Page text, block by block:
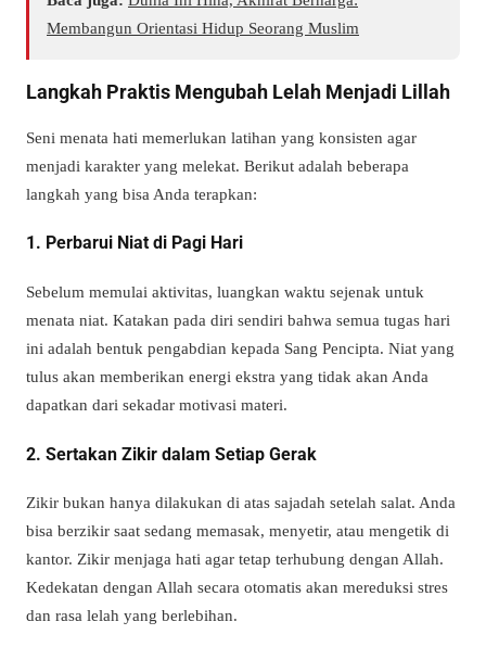
Membangun Orientasi Hidup Seorang Muslim
Langkah Praktis Mengubah Lelah Menjadi Lillah
Seni menata hati memerlukan latihan yang konsisten agar
menjadi karakter yang melekat. Berikut adalah beberapa
langkah yang bisa Anda terapkan:
1. Perbarui Niat di Pagi Hari
Sebelum memulai aktivitas, luangkan waktu sejenak untuk
menata niat. Katakan pada diri sendiri bahwa semua tugas hari
ini adalah bentuk pengabdian kepada Sang Pencipta. Niat yang
tulus akan memberikan energi ekstra yang tidak akan Anda
dapatkan dari sekadar motivasi materi.
2. Sertakan Zikir dalam Setiap Gerak
Zikir bukan hanya dilakukan di atas sajadah setelah salat. Anda
bisa berzikir saat sedang memasak, menyetir, atau mengetik di
kantor. Zikir menjaga hati agar tetap terhubung dengan Allah.
Kedekatan dengan Allah secara otomatis akan mereduksi stres
dan rasa lelah yang berlebihan.